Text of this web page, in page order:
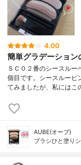
4.00
簡単グラデーション
ＳＣ０２番のシースルー
個目です。シースルーピ
てみましたが、私にはこ
AUBE(オーブ)
ブラシひと塗り